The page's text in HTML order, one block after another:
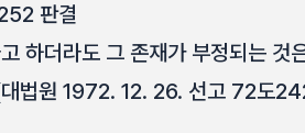
판결
하더라도 그 존재가 부정되는 것
법원 1972. 12. 26. 선고 72도